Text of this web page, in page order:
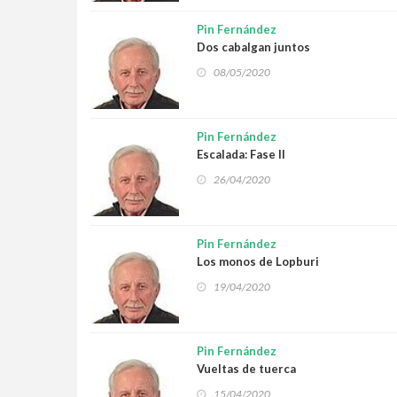
Pin Fernández
Dos cabalgan juntos
08/05/2020
Pin Fernández
Escalada: Fase II
26/04/2020
Pin Fernández
Los monos de Lopburi
19/04/2020
Pin Fernández
Vueltas de tuerca
15/04/2020